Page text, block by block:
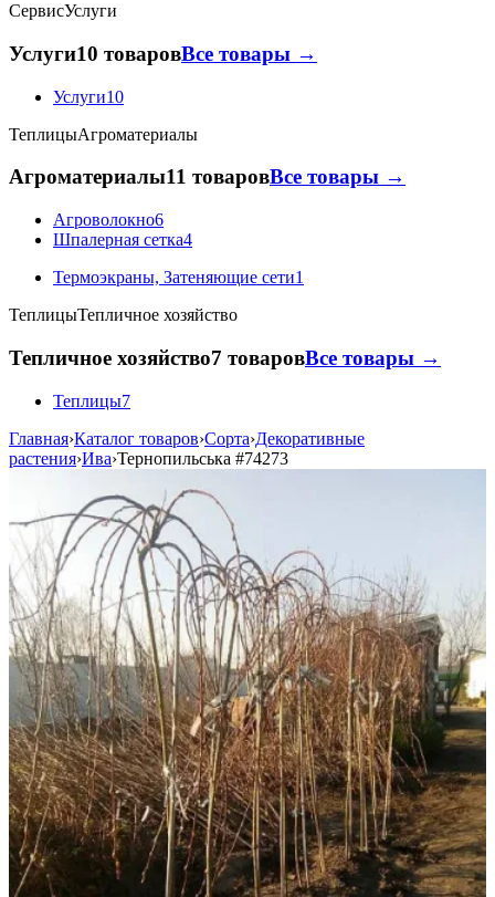
СервисУслуги
Услуги10 товаровВсе товары →
Услуги10
ТеплицыАгроматериалы
Агроматериалы11 товаровВсе товары →
Агроволокно6
Шпалерная сетка4
Термоэкраны, Затеняющие сети1
ТеплицыТепличное хозяйство
Тепличное хозяйство7 товаровВсе товары →
Теплицы7
Главная›Каталог товаров›Сорта›Декоративные
растения›Ива›Тернопильська #74273